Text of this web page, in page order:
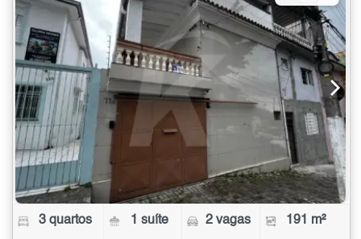
3 quartos 1 suíte 2 vagas 191 m²